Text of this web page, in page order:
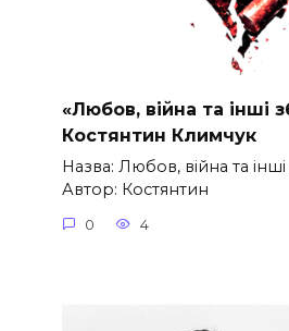
«Любов, війна та інші
Костянтин Климчук
Назва: Любов, війна та
Автор: Костянтин
0 4